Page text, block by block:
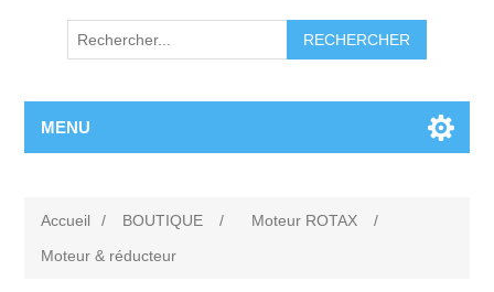
RECHERCHER
MENU
Accueil / BOUTIQUE / Moteur ROTAX
/
Moteur & réducteur